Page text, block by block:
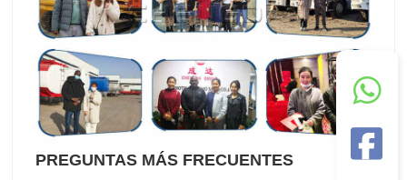
PREGUNTAS MÁS FRECUENTES